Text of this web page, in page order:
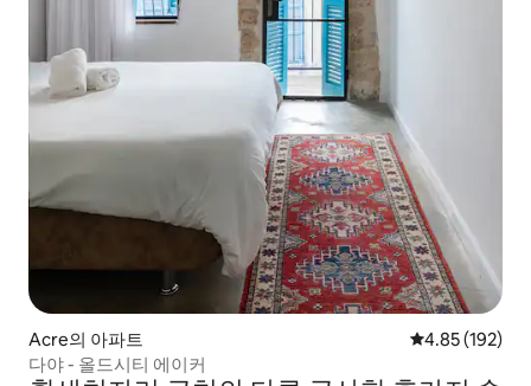
Acre의 아파트 평점 4.85점(5
4.85 (192)
다야 - 올드시티 에이커